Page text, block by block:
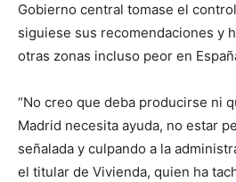
Gobierno central tomase el
siguiese sus recomendaciones y
otras zonas incluso peor en
“No creo que deba producirse ni
Madrid necesita ayuda, no estar
señalada y culpando a la
el titular de Vivienda, quien ha